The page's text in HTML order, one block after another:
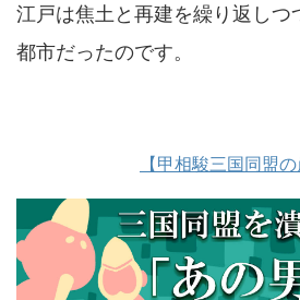
江戸は焦土と再建を繰り返しつ
都市だったのです。
【甲相駿三国同盟の